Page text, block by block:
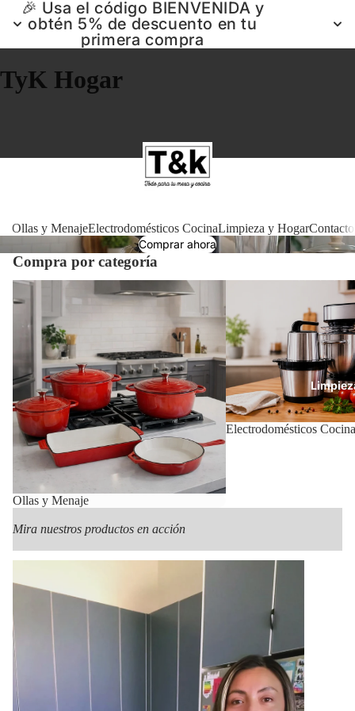
🎉 Usa el código BIENVENIDA y
obtén 5% de descuento en tu
primera compra
TyK Hogar
Ollas y MenajeElectrodomésticos CocinaLimpieza y HogarContacto
Comprar ahora
Compra por categoría
Ollas y Menaje
Ollas y Menaje
Electrodomésticos Cocina
Electrodomésticos Cocina
Mira nuestros productos en acción